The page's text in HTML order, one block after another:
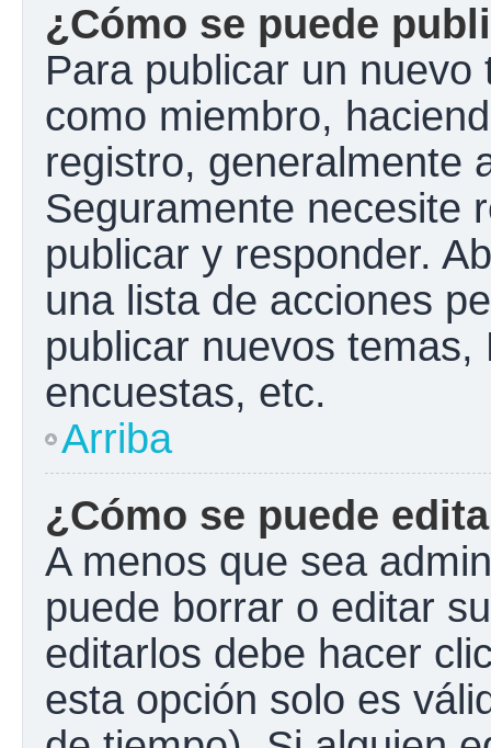
¿Cómo se puede
Para publicar un
como miembro,
registro, generalmente
Seguramente necesite
publicar y responder.
una lista de acciones
publicar nuevos
encuestas, etc.
Arriba
¿Cómo se puede
A menos que sea
puede borrar o editar
editarlos debe hacer
esta opción solo es